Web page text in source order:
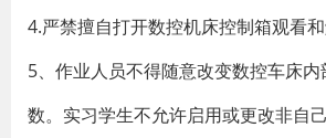
4.严禁擅自打开数控机床控制箱观看和
5、作业人员不得随意改变数控车床
数。实习学生不允许启用或更改非自